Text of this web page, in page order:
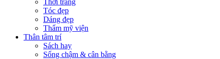
Thời trang
Tóc đẹp
Dáng đẹp
Thẩm mỹ viện
Thân tâm trí
Sách hay
Sống chậm & cân bằng